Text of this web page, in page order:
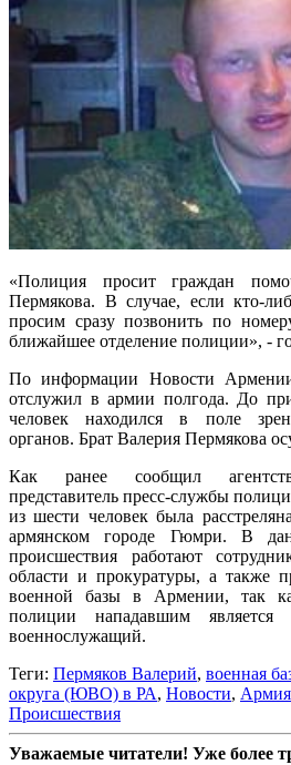
«Полиция просит граждан
Пермякова. В случае, если кто-
просим сразу позвонить по
ближайшее отделение полиции», -
По информации Новости
отслужил в армии полгода. До
человек находился в поле
органов. Брат Валерия Пермякова
Как ранее сообщил
представитель пресс-службы
из шести человек была
армянском городе Гюмри. В
происшествия работают
области и прокуратуры, а также
военной базы в Армении, так
полиции нападавшим является
военнослужащий.
Теги: Пермяков Валерий, военная
округа (ЮВО) в РА, Новости, Армия
Происшествия
Уважаемые читатели! Уже более